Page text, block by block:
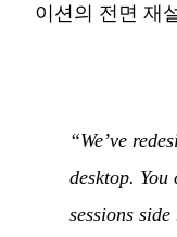
이션의 전면 재
“We’ve
desktop.
sessions